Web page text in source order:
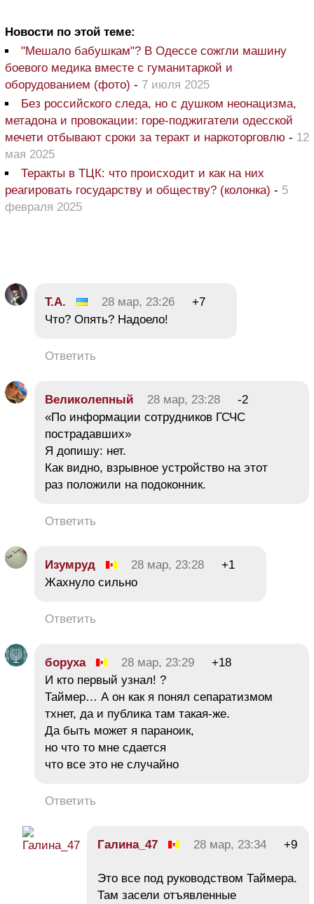
Новости по этой теме:
"Мешало бабушкам"? В Одессе сожгли машину
боевого медика вместе с гуманитаркой и
оборудованием (фото) - 7 июля 2025
Без российского следа, но с душком неонацизма,
метадона и провокации: горе-поджигатели одесской
мечети отбывают сроки за теракт и наркоторговлю - 12
мая 2025
Теракты в ТЦК: что происходит и как на них
реагировать государству и обществу? (колонка) - 5
февраля 2025
Т.А. 28 мар, 23:26
+7
Что? Опять? Надоело!
Ответить
Великолепный 28 мар, 23:28
-2
«По информации сотрудников ГСЧС
пострадавших»
Я допишу: нет.
Как видно, взрывное устройство на этот
раз положили на подоконник.
Ответить
Изумруд 28 мар, 23:28
+1
Жахнуло сильно
Ответить
боруха 28 мар, 23:29
+18
И кто первый узнал! ?
Таймер… А он как я понял сепаратизмом
тхнет, да и публика там такая-же.
Да быть может я параноик,
но что то мне сдается
что все это не случайно
Ответить
Галина_47 28 мар, 23:34 +9
Это все под руководством Таймера.
Там засели отъявленные